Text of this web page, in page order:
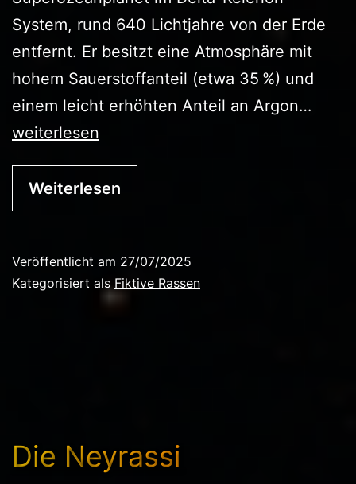
System, rund 640 Lichtjahre von der Erde
entfernt. Er besitzt eine Atmosphäre mit
hohem Sauerstoffanteil (etwa 35 %) und
einem leicht erhöhten Anteil an Argon…
weiterlesen
Weiterlesen
Veröffentlicht am 27/07/2025
Kategorisiert als Fiktive Rassen
Die Neyrassi